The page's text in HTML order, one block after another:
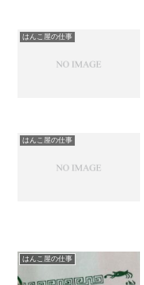
はんこ屋の仕事
はんこ屋の仕事
はんこ屋の仕事